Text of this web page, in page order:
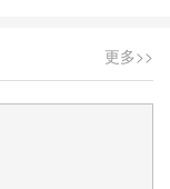
更多>>